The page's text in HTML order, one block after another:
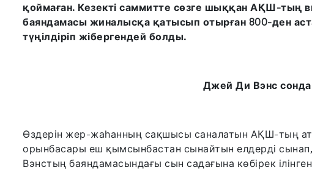
қоймаған. Кезекті саммитте сөзге шыққан АҚШ-тың
баяндамасы жиналысқа қатысып отырған 800-ден
түңілдіріп жібергендей болды.
Джей Ди Вэнс сонда
Өздерін жер-жаһанның сақшысы саналатын АҚШ-тың
орынбасары еш қымсынбастан сынайтын елдерді
Вэнстың баяндамасындағы сын садағына көбірек